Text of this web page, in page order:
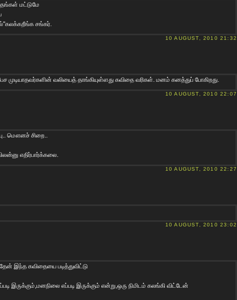
மட்டுமே
சங்கர்.
10 AUGUST, 2010 21:32
முடியாதவர்களின் வலியைத் தாங்கியுள்ளது கவிதை வரிகள். மனம் கனத்துப் போகிறது.
10 AUGUST, 2010 22:07
மௌனச் சிறை..
எதிர்பார்க்கலை.
10 AUGUST, 2010 22:27
10 AUGUST, 2010 23:02
இந்த கவிதையை படித்துவிட்டு
இருக்கும்,மனநிலை எப்படி இருக்கும் என்று,ஒரு நிமிடம் கலங்கி விட்டேன்